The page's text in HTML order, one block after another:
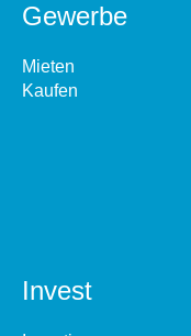
Gewerbe
Mieten
Kaufen
Invest